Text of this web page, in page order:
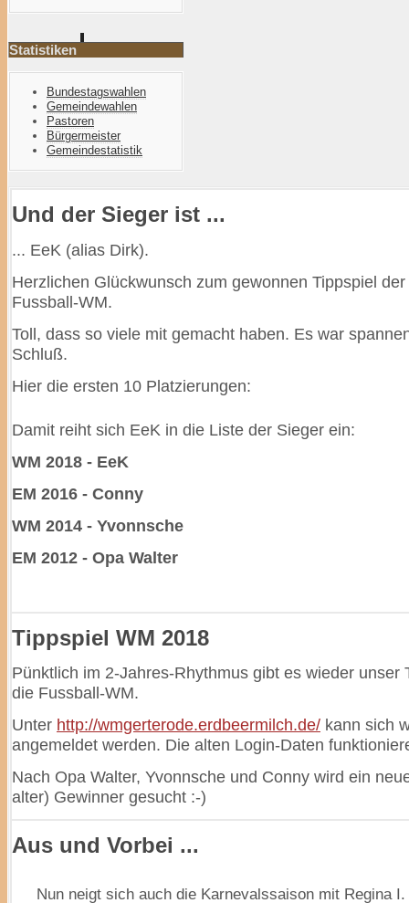
Statistiken
Bundestagswahlen
Gemeindewahlen
Pastoren
Bürgermeister
Gemeindestatistik
Und der Sieger ist ...
... EeK (alias Dirk).
Herzlichen Glückwunsch zum gewonnen Tippspiel
Fussball-WM.
Toll, dass so viele mit gemacht haben. Es war
Schluß.
Hier die ersten 10 Platzierungen:
Damit reiht sich EeK in die Liste der Sieger ein:
WM 2018 - EeK
EM 2016 - Conny
WM 2014 - Yvonnsche
EM 2012 - Opa Walter
Tippspiel WM 2018
Pünktlich im 2-Jahres-Rhythmus gibt es wieder unser
die Fussball-WM.
Unter http://wmgerterode.erdbeermilch.de/ kann sich
angemeldet werden. Die alten Login-Daten
Nach Opa Walter, Yvonnsche und Conny wird ein
alter) Gewinner gesucht :-)
Aus und Vorbei ...
Nun neigt sich auch die Karnevalssaison mit Regina